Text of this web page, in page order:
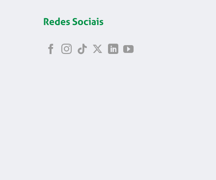
Redes Sociais